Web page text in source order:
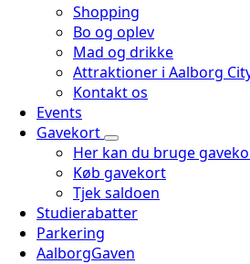
Shopping
Bo og oplev
Mad og drikke
Attraktioner i Aalborg
Kontakt os
Events
Gavekort
Her kan du bruge
Køb gavekort
Tjek saldoen
Studierabatter
Parkering
AalborgGaven